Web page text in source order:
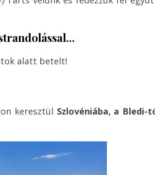
alatt betelt!
keresztül Szlovéniába, a Bledi-